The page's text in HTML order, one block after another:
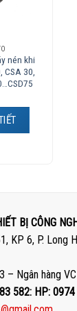
nén khi
CSA 30,
BỊ CÔNG
KP 6, P. Long
Ngân hàng
582: HP: